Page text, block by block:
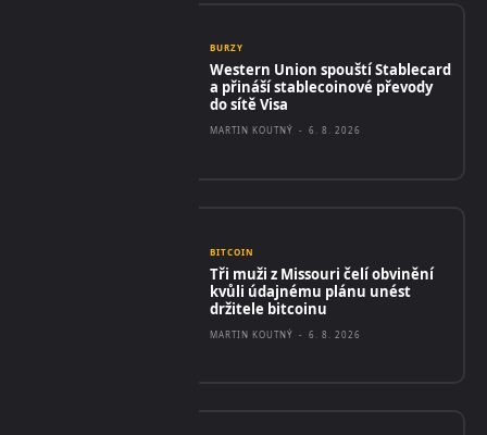
BURZY
Western Union spouští Stablecard
a přináší stablecoinové převody
do sítě Visa
MARTIN KOUTNÝ - 6. 8. 2026
BITCOIN
Tři muži z Missouri čelí obvinění
kvůli údajnému plánu unést
držitele bitcoinu
MARTIN KOUTNÝ - 6. 8. 2026